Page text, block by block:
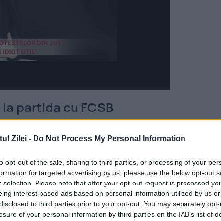
Zilei - Do Not Process My Personal Information
opt-out of the sale, sharing to third parties, or processing of your
for targeted advertising by us, please use the below opt-out
selection. Please note that after your opt-out request is processed
interest-based ads based on personal information utilized by us
to third parties prior to your opt-out. You may separately
of your personal information by third parties on the IAB’s list of
partida cu FCSB
de la FCSB că acest lucru influențează
ar fi părtinitori cu echipele din orașul lor.
precum și un fault nesancționat în faza de
a spus Nistor, subliniind că astfel de situații